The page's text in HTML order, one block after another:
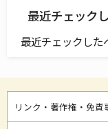
最近チェック
最近チェックした
リンク・著作権・免責